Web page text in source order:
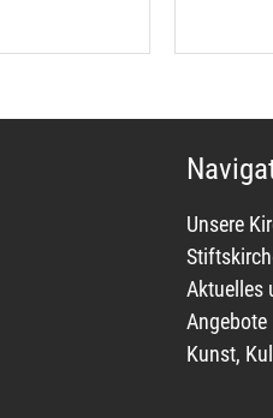
Unsere
Aktuelles
Kunst,